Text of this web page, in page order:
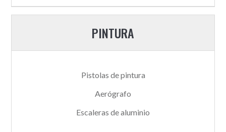
PINTURA
Pistolas de pintura
Aerógrafo
Escaleras de aluminio